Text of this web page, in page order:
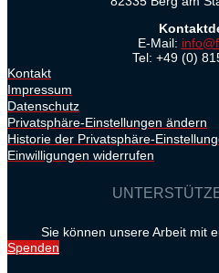
E-Mail:
Tel: +49 (0)
Kontakt
Impressum
Datenschutz
Privatsphäre-Einstellungen ändern
Historie der Privatsphäre-
Einwilligungen widerrufen
Sie können unsere Arbeit mit
Spenden